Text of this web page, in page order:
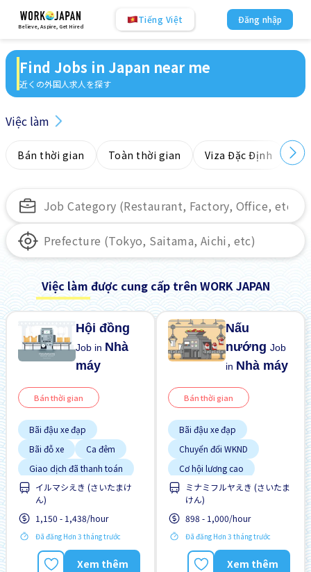
Believe, Aspire, Get Hired
Tiếng Việt Đăng nhập
Find Jobs in Japan near me
近くの外国人求人を探す
Việc làm
Bán thời gian Toàn thời gian Viza Đặc Định
Việc làm được cung cấp trên WORK JAPAN
Hội đồng
Job in Nhà
máy
Bán thời gian
Bãi đậu xe đạp
Bãi đỗ xe
Ca đêm
Giao dịch đã thanh toán
Không cần kinh nghiệm
Lao động người nước
ngoài
Nhiều hơn theo thời gian
Ưu tiên nam giới
イルマシえき (さいたまけ
ん)
1,150 - 1,438/hour
Đã đăng Hơn 3 tháng trước
Xem thêm
Nấu
nướngJob
in Nhà máy
Bán thời gian
Bãi đậu xe đạp
Chuyển đổi WKND
Cơ hội lương cao
Gần ga tàu
Ít hơn theo thời gian
Không cần kinh nghiệm
Lao động người nước
ngoài
ミナミフルヤえき (さいたま
けん)
898 - 1,000/hour
Đã đăng Hơn 3 tháng trước
Xem thêm